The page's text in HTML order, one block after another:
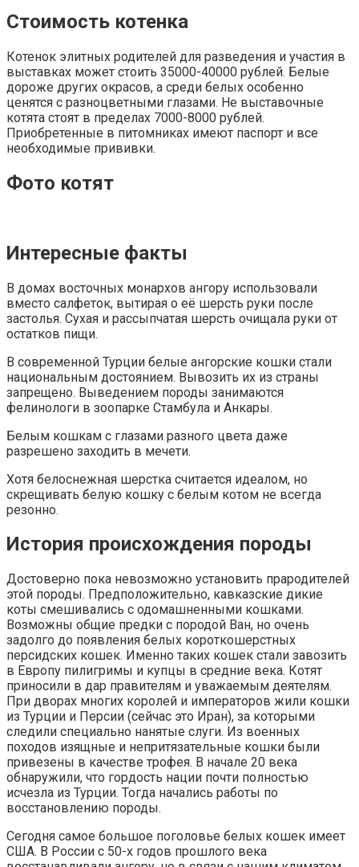
Стоимость котенка
Котенок элитных родителей для разведения и участия в
выставках может стоить 35000-40000 рублей. Белые
дороже других окрасов, а среди белых особенно
ценятся с разноцветными глазами. Не выставочные
котята стоят в пределах 7000-8000 рублей.
Приобретенные в питомниках имеют паспорт и все
необходимые прививки.
Фото котят
Интересные факты
В домах восточных монархов ангору использовали
вместо салфеток, вытирая о её шерсть руки после
застолья. Сухая и рассыпчатая шерсть очищала руки от
остатков пищи.
В современной Турции белые ангорские кошки стали
национальным достоянием. Вывозить их из страны
запрещено. Выведением породы занимаются
фелинологи в зоопарке Стамбула и Анкары.
Белым кошкам с глазами разного цвета даже
разрешено заходить в мечети.
Хотя белоснежная шерстка считается идеалом, но
скрещивать белую кошку с белым котом не всегда
резонно.
История происхождения породы
Достоверно пока невозможно установить прародителей
этой породы. Предположительно, кавказские дикие
коты смешивались с одомашненными кошками.
Возможны общие предки с породой Ван, но очень
задолго до появления белых короткошерстных
персидских кошек. Именно таких кошек стали завозить
в Европу пилигримы и купцы в средние века. Котят
приносили в дар правителям и уважаемым деятелям.
При дворах многих королей и императоров жили кошки
из Турции и Персии (сейчас это Иран), за которыми
следили специально нанятые слуги. Из военных
походов изящные и непритязательные кошки были
привезены в качестве трофея. В начале 20 века
обнаружили, что гордость нации почти полностью
исчезла из Турции. Тогда начались работы по
восстановлению породы.
Сегодня самое большое поголовье белых кошек имеет
США. В России с 50-х годов прошлого века